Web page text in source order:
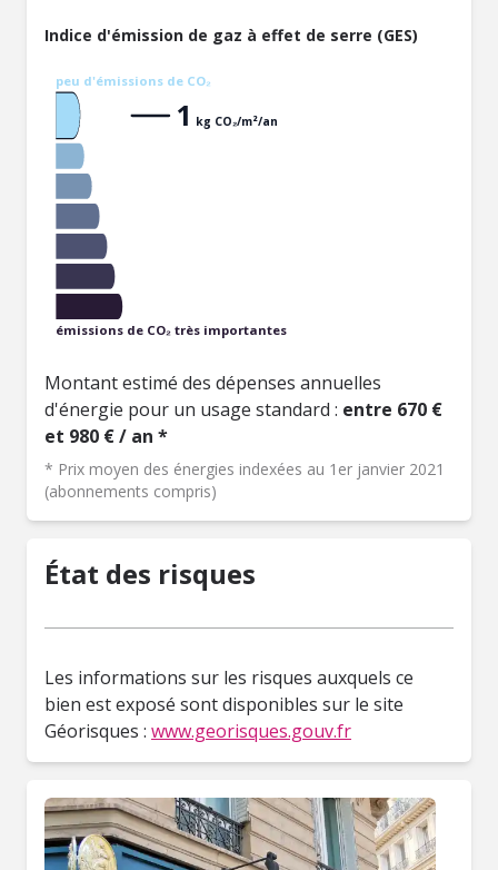
Indice d'émission de gaz à effet de serre (GES)
peu d'émissions de CO₂
émissions de CO₂ très importantes
1 kg CO₂/m²/an
Montant estimé des dépenses annuelles
d'énergie pour un usage standard : entre 670 €
et 980 € / an *
* Prix moyen des énergies indexées au 1er janvier 2021
(abonnements compris)
État des risques
Les informations sur les risques auxquels ce
bien est exposé sont disponibles sur le site
Géorisques : www.georisques.gouv.fr